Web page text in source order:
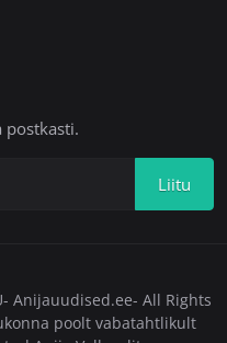
postkasti.
Liitu
Anijauudised.ee- All Rights
poolt vabatahtlikult